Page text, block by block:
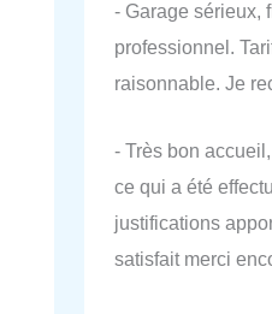
- Garage sérieux,
professionnel.
raisonnable. Je
- Très bon
ce qui a été
justifications
satisfait merci